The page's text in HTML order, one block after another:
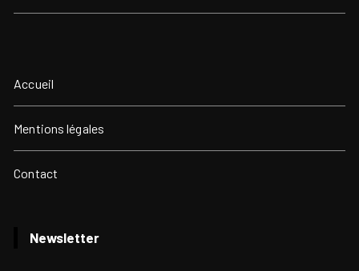
Accueil
Mentions légales
Contact
Newsletter